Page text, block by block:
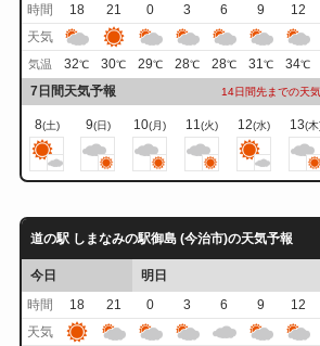
時間
18 21 0 3 6 9 12
天気
気温 32℃ 30℃ 29℃ 28℃ 28℃ 31℃ 34℃
7日間天気予報 14日間先までの天
8(土) 9(日) 10(月) 11(火) 12(水) 13(
道の駅 しまなみの駅御島 (今治市)の天気予報
今日
明日
時間
18 21 0 3 6 9 12
天気